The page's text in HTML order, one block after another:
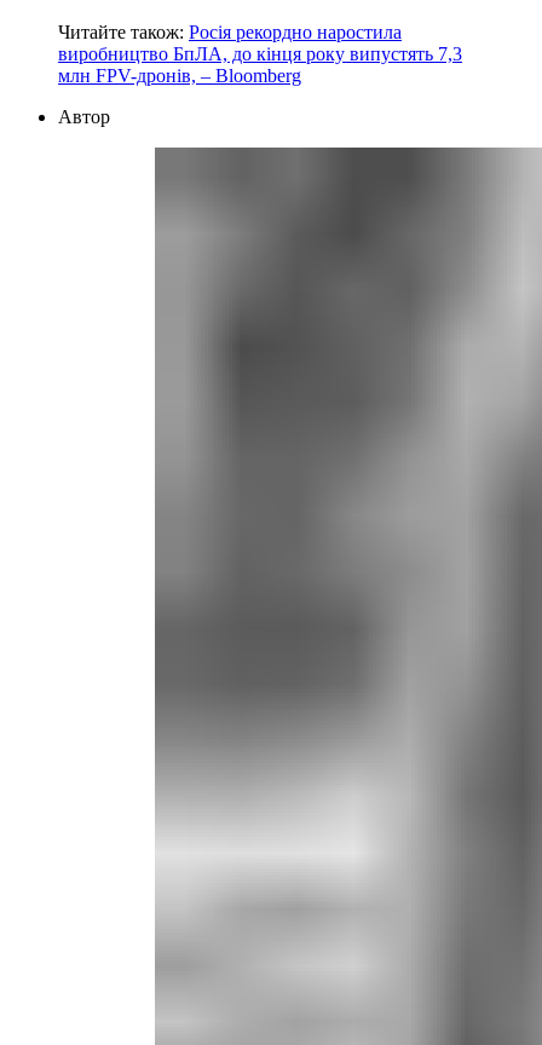
Читайте також: Росія рекордно наростила
виробництво БпЛА, до кінця року випустять 7,3
млн FPV-дронів, – Bloomberg
Автор